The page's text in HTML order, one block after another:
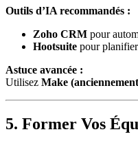
Outils d’IA recommandés :
Zoho CRM pour
Hootsuite pour
Astuce avancée :
Utilisez Make
5. Former Vos